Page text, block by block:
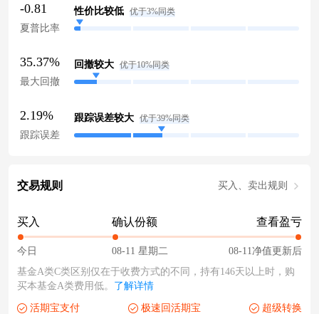
-0.81
夏普比率
性价比较低 优于3%同类
35.37%
最大回撤
回撤较大 优于10%同类
2.19%
跟踪误差
跟踪误差较大 优于39%同类
交易规则 买入、卖出规则
买入
今日
确认份额
08-11 星期二
查看盈亏
08-11净值更新后
基金A类C类区别仅在于收费方式的不同，持有146天以上时，购
买本基金A类费用低。 了解详情
活期宝支付 极速回活期宝 超级转换